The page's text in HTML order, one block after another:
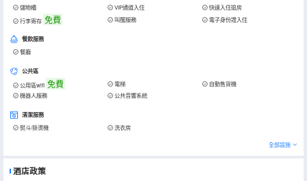
儲物櫃 VIP通道入住
快速入住退房
行李寄存 免費 叫醒服務 電子身份證入住
餐飲服務
餐廳
公共區
公用區wifi 免費 電梯
自動售貨機
機器人服務
公共音響系統
清潔服務
熨斗/掛燙機 洗衣房
全部設施
酒店政策